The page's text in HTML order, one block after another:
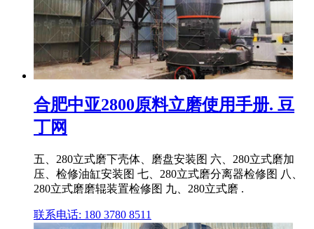
合肥中亚2800原料立磨使用手册. 豆
丁网
五、280立式磨下壳体、磨盘安装图 六、280立式磨加
压、检修油缸安装图 七、280立式磨分离器检修图 八、
280立式磨磨辊装置检修图 九、280立式磨 .
联系电话: 180 3780 8511